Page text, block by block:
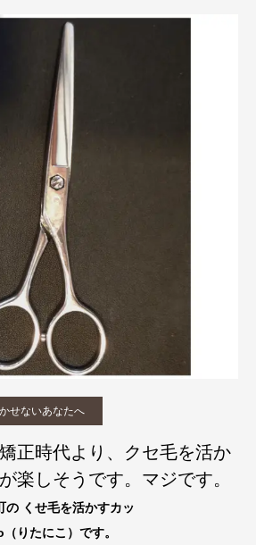
せないあなたへ
正時代より、クセ毛を活か
楽しそうです。マジです。
の くせ毛を活かすカッ
（りたにこ）です。